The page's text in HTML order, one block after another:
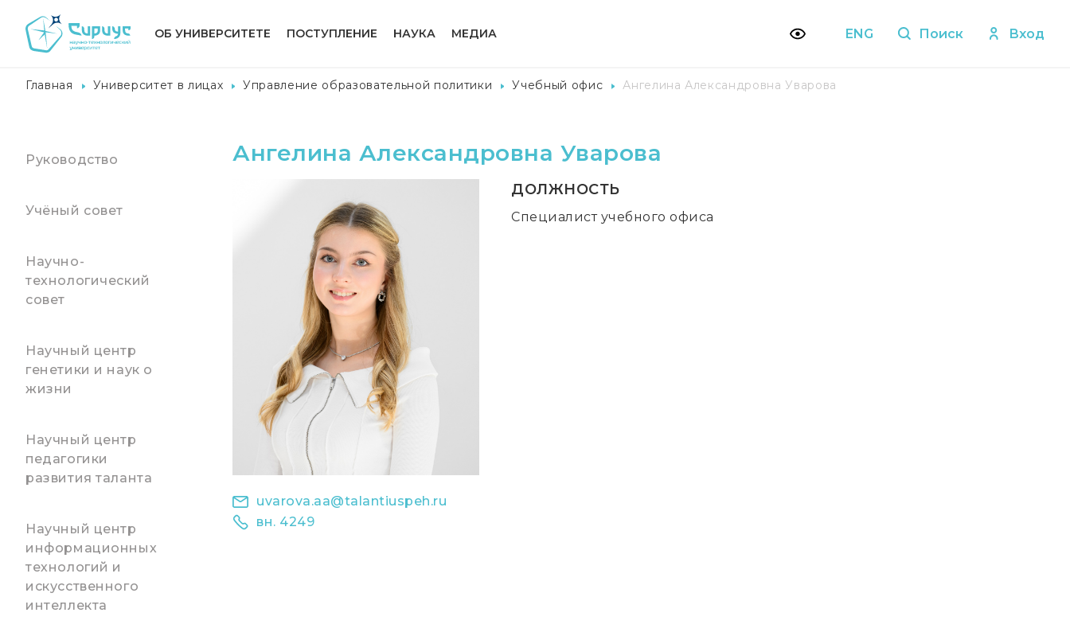
ОБ УНИВЕРСИТЕТЕ ПОСТУПЛЕНИЕ НАУКА МЕДИА ENG Поиск Вход
Главная Университет в лицах Управление образовательной политики Учебный офис Ангелина Александровна Уварова
Руководство
Учёный совет
Научно-
технологический
совет
Научный центр
генетики и наук о
жизни
Научный центр
педагогики
развития таланта
Научный центр
информационных
технологий и
искусственного
интеллекта
Ангелина Александровна Уварова
uvarova.aa@talantiuspeh.ru
вн. 4249
ДОЛЖНОСТЬ
Специалист учебного офиса